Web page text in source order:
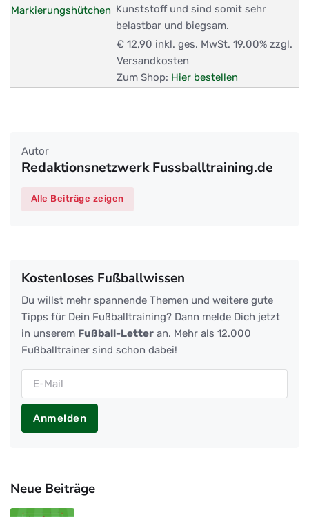
Kunststoff und sind somit sehr
belastbar und biegsam.
€ 12,90 inkl. ges. MwSt. 19.00% zzgl.
Versandkosten
Zum Shop: Hier bestellen
Autor
Redaktionsnetzwerk Fussballtraining.de
Alle Beiträge zeigen
Kostenloses Fußballwissen
Du willst mehr spannende Themen und weitere gute
Tipps für Dein Fußballtraining? Dann melde Dich jetzt
in unserem Fußball-Letter an. Mehr als 12.000
Fußballtrainer sind schon dabei!
Anmelden
Neue Beiträge